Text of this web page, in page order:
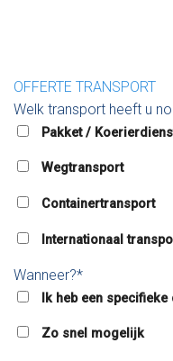
OFFERTE TRANSPORT
Welk transport heeft u
Pakket /
Wegtransport
Containertransport
Internationaal
Wanneer?*
Ik heb een specifieke
Zo snel mogelijk